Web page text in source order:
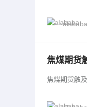
alababa
焦煤期货
焦煤期货触